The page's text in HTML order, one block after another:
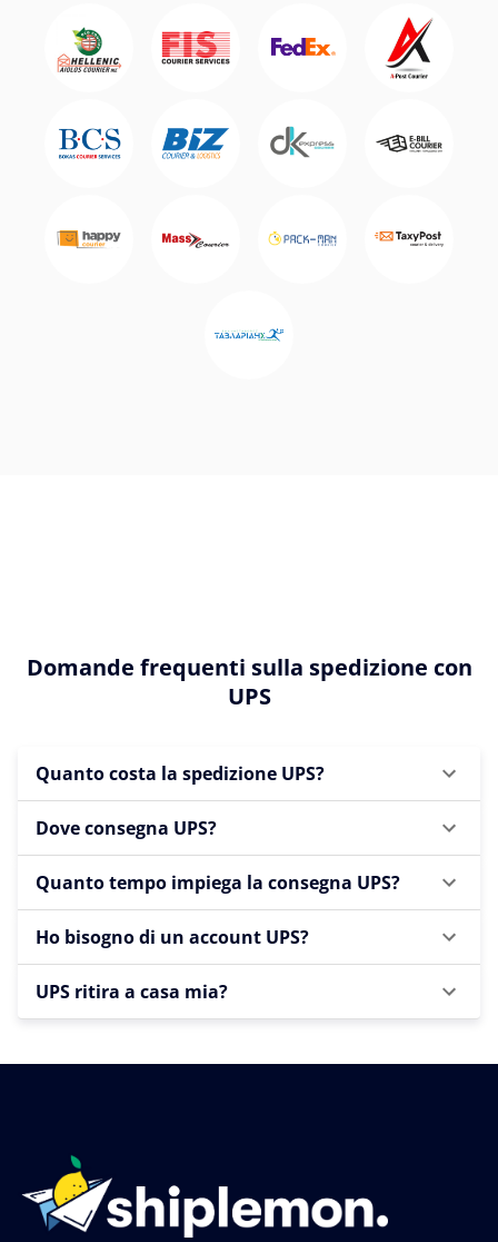
Domande frequenti sulla spedizione con
UPS
Quanto costa la spedizione UPS?
Dove consegna UPS?
Quanto tempo impiega la consegna UPS?
Ho bisogno di un account UPS?
UPS ritira a casa mia?